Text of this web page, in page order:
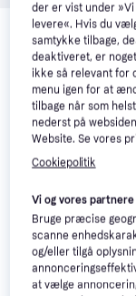
Se vores forslag til
interesser. Vis alle
Hammer Autark
Power Station
der er vist under
levere«. Hvis du
samtykke tilbage,
deaktiveret, er
ikke så relevant for
menu igen for at
tilbage når som
nederst på
Website. Se vores
Cookiepolitik
Vi og vores
Bruge præcise
scanne
og/eller tilgå
at vælge